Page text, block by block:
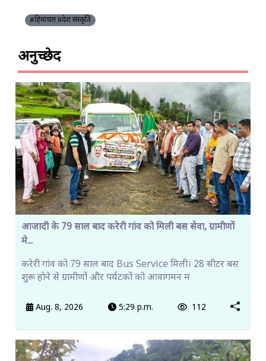
#हिमाचल प्रदेश संस्कृति
अनुच्छेद
आजादी के 79 साल बाद करेरी गांव को मिली बस सेवा, ग्रामीणों
मे...
करेरी गांव को 79 साल बाद Bus Service मिली। 28 सीटर बस
शुरू होने से ग्रामीणों और पर्यटकों को आवागमन म
Aug. 8, 2026 5:29 p.m. 112